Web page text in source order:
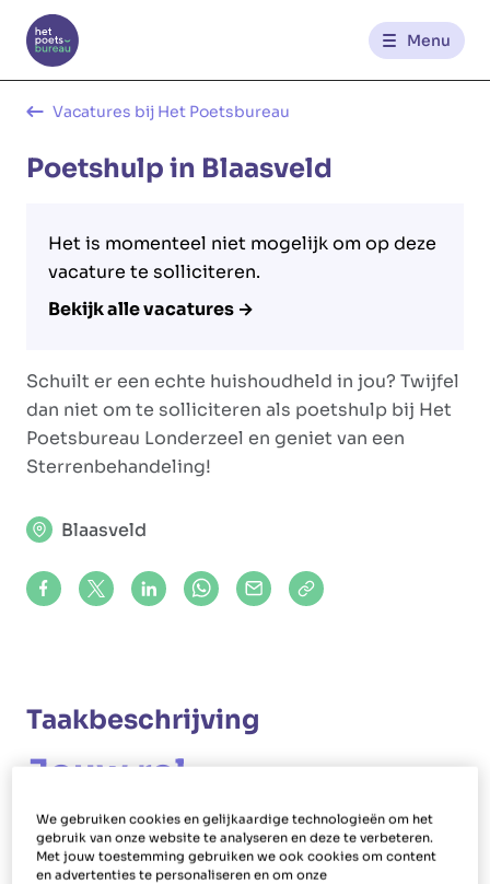
Menu
Glowi Glowi Jobs Het Poetsbureau
NL
Kantoren
Werknemerszone
Klantenzone
Vacatures bij Het Poetsbureau
Poetshulp in Blaasveld
Het is momenteel niet mogelijk om op deze
vacature te solliciteren.
Bekijk alle vacatures →
Schuilt er een echte huishoudheld in jou? Twijfel
dan niet om te solliciteren als poetshulp bij Het
Poetsbureau Londerzeel en geniet van een
Sterrenbehandeling!
Share on Facebook
Share on X (formerly Twitter)
Share on LinkedIn
Share via Whatsapp
Share via Mail
Copy to clipboard
Blaasveld
Taakbeschrijving
Jouw rol
Als poetshulp in Blaasveld maak je schoon bij
mensen thuis. Daarnaast voer je als poetsvrouw
of -man ook aanvullende huishoudelijke taken uit
We gebruiken cookies en gelijkaardige technologieën om het
gebruik van onze website te analyseren en deze te verbeteren.
Met jouw toestemming gebruiken we ook cookies om content
en advertenties te personaliseren en om onze